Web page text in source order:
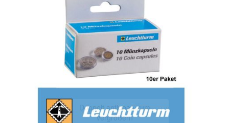
Doppelt antippen zum
vergrößern